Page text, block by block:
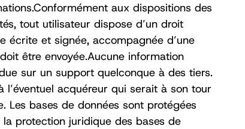
aux dispositions des
tout utilisateur dispose d’un droit
écrite et signée, accompagnée d’une
être envoyée.Aucune information
sur un support quelconque à des tiers.
acquéreur qui serait à son tour
bases de données sont protégées
protection juridique des bases de